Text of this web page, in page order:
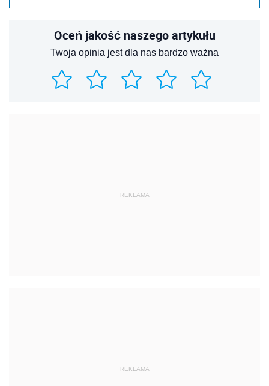
Oceń jakość naszego artykułu
Twoja opinia jest dla nas bardzo ważna
REKLAMA
REKLAMA